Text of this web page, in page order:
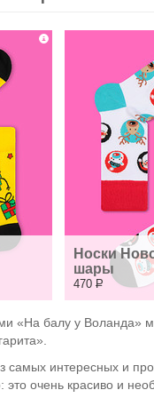
Носки
шары
470 Р
«На балу у Воланда»
самых интересных и
это очень красиво и